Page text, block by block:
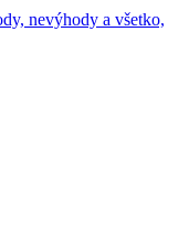
nevýhody a všetko,